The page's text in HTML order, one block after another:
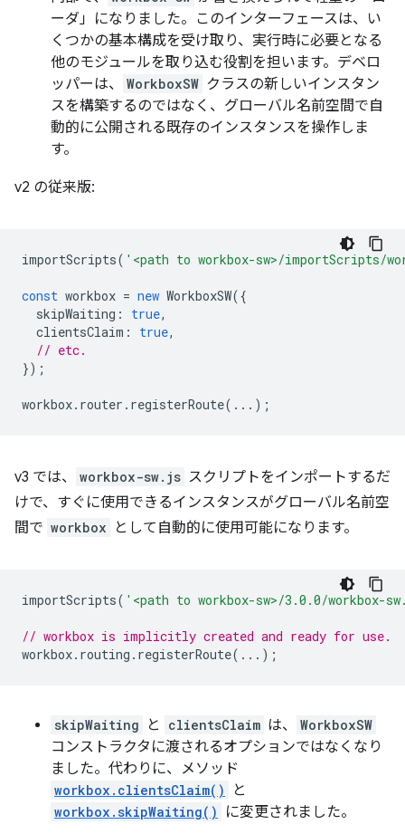
ーダ」になりました。このインターフェースは、い
くつかの基本構成を受け取り、実行時に必要となる
他のモジュールを取り込む役割を担います。デベロ
ッパーは、
WorkboxSW クラスの新しいインスタン
スを構築するのではなく、グローバル名前空間で自
動的に公開される既存のインスタンスを操作しま
す。
v2 の従来版:
importScripts( '<path to workbox-sw>/importScripts/
const workbox = new WorkboxSW({
skipWaiting : true,
clientsClaim : true,
// etc.
});
workbox. router . registerRoute(...);
v3 では、 workbox-sw.js スクリプトをインポートするだ
けで、すぐに使用できるインスタンスがグローバル名前空
間で workbox として自動的に使用可能になります。
importScripts( '<path to workbox-sw>/3.0.0/workbox-
// workbox is implicitly created and ready for use.
workbox. routing . registerRoute(...);
skipWaiting と clientsClaim は、 WorkboxSW
コンストラクタに渡されるオプションではなくなり
ました。代わりに、メソッド
workbox.clientsClaim() と
workbox.skipWaiting()
に変更されました。